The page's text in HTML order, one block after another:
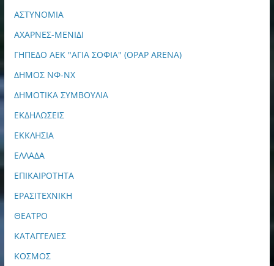
ΑΣΤΥΝΟΜΙΑ
ΑΧΑΡΝΕΣ-ΜΕΝΙΔΙ
ΓΗΠΕΔΟ ΑΕΚ "ΑΓΙΑ ΣΟΦΙΑ" (OPAP ARENA)
ΔΗΜΟΣ ΝΦ-ΝΧ
ΔΗΜΟΤΙΚΑ ΣΥΜΒΟΥΛΙΑ
ΕΚΔΗΛΩΣΕΙΣ
ΕΚΚΛΗΣΙΑ
ΕΛΛΑΔΑ
ΕΠΙΚΑΙΡΟΤΗΤΑ
ΕΡΑΣΙΤΕΧΝΙΚΗ
ΘΕΑΤΡΟ
ΚΑΤΑΓΓΕΛΙΕΣ
ΚΟΣΜΟΣ